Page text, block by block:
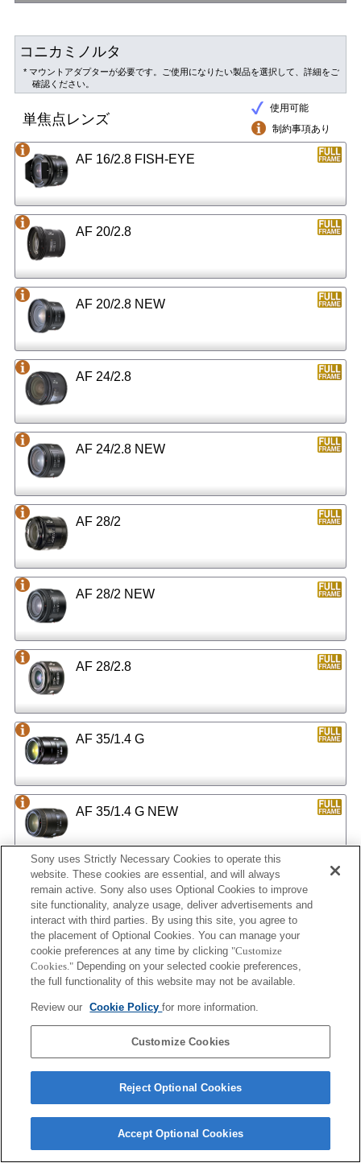
コニカミノルタ
* マウントアダプターが必要です。ご使用になりたい製品を選択して、詳細をご
確認ください。
使用可能
制約事項あり
単焦点レンズ
AF 16/2.8 FISH-EYE
AF 20/2.8
AF 20/2.8 NEW
AF 24/2.8
AF 24/2.8 NEW
AF 28/2
AF 28/2 NEW
AF 28/2.8
AF 35/1.4 G
AF 35/1.4 G NEW
AF 35/2
AF 35/2 NEW
AF 50/1.4
AF 50/1.4 NEW
Sony uses Strictly Necessary Cookies to operate this
website. These cookies are essential, and will always
remain active. Sony also uses Optional Cookies to improve
site functionality, analyze usage, deliver advertisements and
interact with third parties. By using this site, you agree to
the placement of Optional Cookies. You can manage your
cookie preferences at any time by clicking "Customize
Cookies." Depending on your selected cookie preferences,
the full functionality of this website may not be available.
Review our Cookie Policyfor more information.
Customize Cookies
Reject Optional Cookies
Accept Optional Cookies